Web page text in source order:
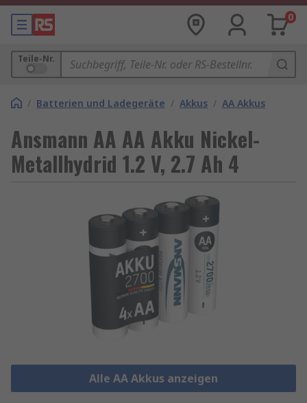
0
Teile-Nr.
/ Batterien und Ladegeräte / Akkus / AA Akkus
Ansmann AA AA Akku Nickel-
Metallhydrid 1.2 V, 2.7 Ah 4
Alle AA Akkus anzeigen